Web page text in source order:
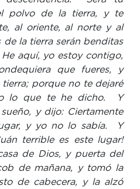
polvo de la tierra, y te
al oriente, al norte y al
de la tierra serán benditas
aquí, yo estoy contigo,
que fueres, y
porque no te dejaré
lo que te he dicho. Y
y dijo: Ciertamente
y yo no lo sabía. Y
terrible es este lugar!
de Dios, y puerta del
de mañana, y tomó la
de cabecera, y la alzó